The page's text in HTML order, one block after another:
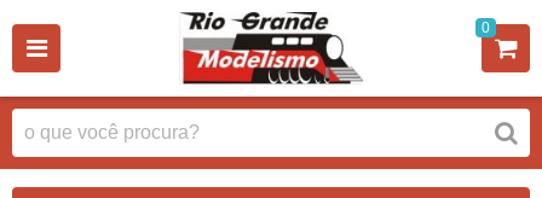
0